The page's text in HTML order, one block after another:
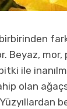
mor,
ile
olan